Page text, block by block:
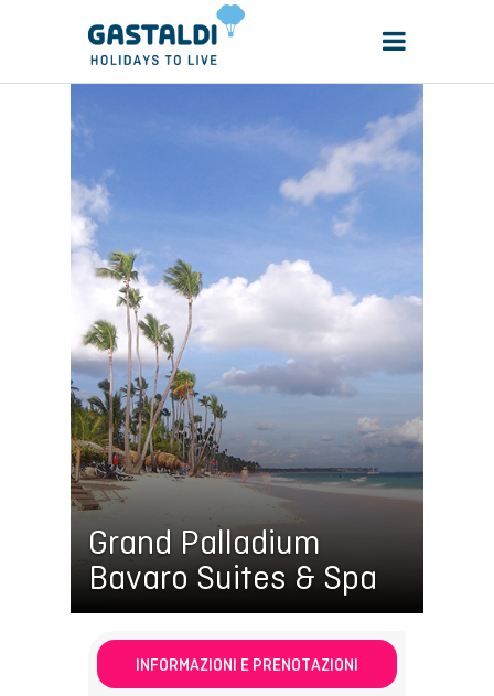
Grand Palladium
Bavaro Suites & Spa
INFORMAZIONI E PRENOTAZIONI